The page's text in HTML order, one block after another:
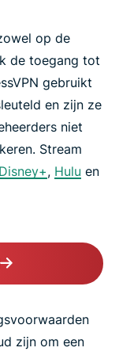
op de
de toegang tot
gebruikt
en zijn ze
niet
Stream
Disney+, Hulu en
zijn om een